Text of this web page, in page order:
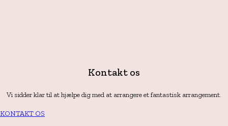
Kontakt os
Vi sidder klar til at hjælpe dig med at arrangere et fantastisk arrangement.
KONTAKT OS